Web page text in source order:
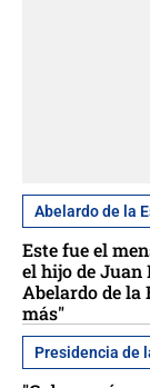
Abelardo de la
Este fue el
el hijo de Juan
Abelardo de la
más"
Presidencia de